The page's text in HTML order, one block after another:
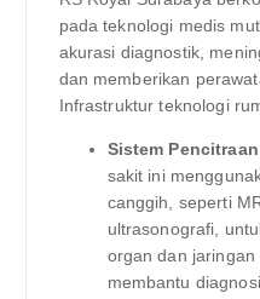
pada teknologi medis
akurasi diagnostik,
dan memberikan
Infrastruktur teknologi
Sistem
sakit ini
canggih, seperti
ultrasonografi,
organ dan
membantu